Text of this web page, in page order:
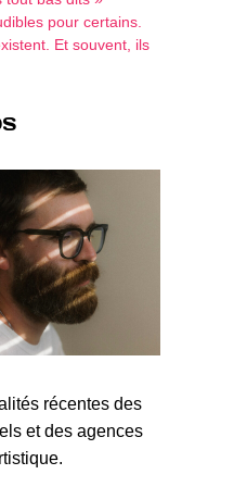
pour certains.
Et souvent, ils
récentes des
et des agences